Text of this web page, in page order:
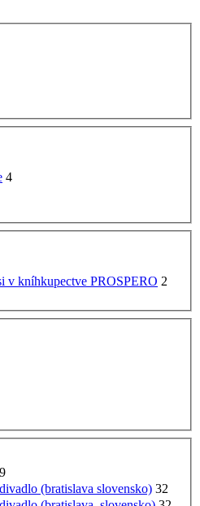
4
v kníhkupectve PROSPERO 2
(bratislava slovensko) 32